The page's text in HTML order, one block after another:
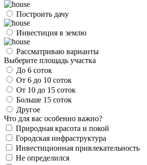
Построить дачу
Инвестиция в землю
Рассматриваю варианты
Выберите площадь участка
До 6 соток
От 6 до 10 соток
От 10 до 15 соток
Больше 15 соток
Другое
Что для вас особенно важно?
Природная красота и покой
Городская инфраструктура
Инвестиционная привлекательность
Не определился